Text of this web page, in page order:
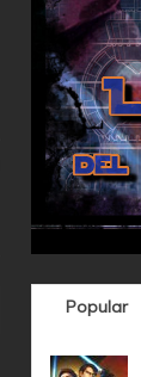
Popular